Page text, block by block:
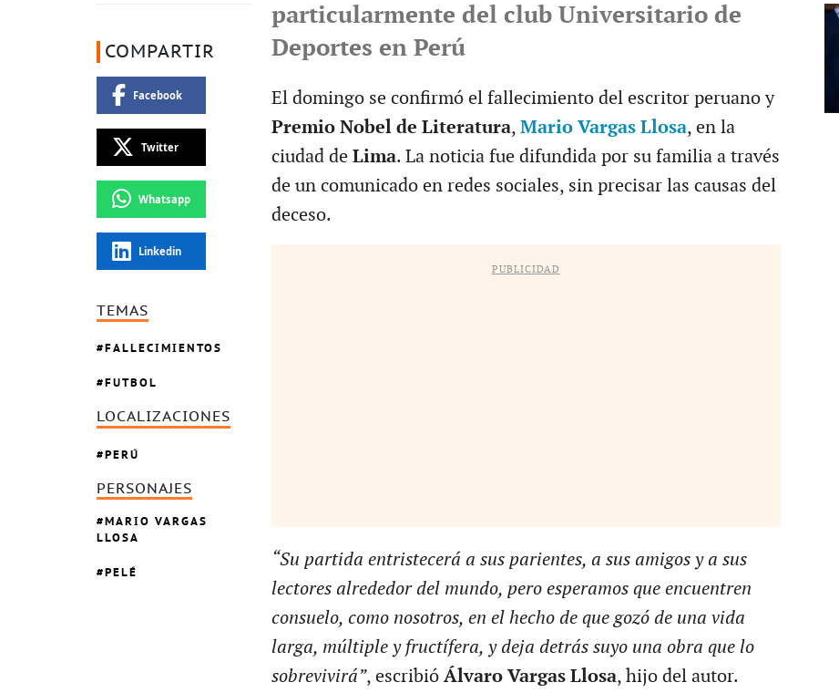
COMPARTIR
Facebook
Twitter
Whatsapp
Linkedin
TEMAS
FALLECIMIENTOS
FUTBOL
LOCALIZACIONES
PERÚ
PERSONAJES
MARIO VARGAS
LLOSA
PELÉ
particularmente del club Universitario de
Deportes en Perú
El domingo se confirmó el fallecimiento del escritor peruano y
Premio Nobel de Literatura, Mario Vargas Llosa, en la
ciudad de Lima. La noticia fue difundida por su familia a través
de un comunicado en redes sociales, sin precisar las causas del
deceso.
PUBLICIDAD
“Su partida entristecerá a sus parientes, a sus amigos y a sus
lectores alrededor del mundo, pero esperamos que encuentren
consuelo, como nosotros, en el hecho de que gozó de una vida
larga, múltiple y fructífera, y deja detrás suyo una obra que lo
sobrevivirá”, escribió Álvaro Vargas Llosa, hijo del autor.